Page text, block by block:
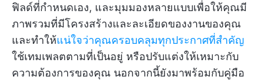
ฟิลด์ที่กำหนดเอง, และมุมมองหลายแบบเพื่อให้คุณมี
ภาพรวมที่มีโครงสร้างและละเอียดของงานของคุณ
และทำให้แน่ใจว่าคุณครอบคลุมทุกประกาศที่สำคัญ
ใช้เทมเพลตตามที่เป็นอยู่ หรือปรับแต่งให้เหมาะกับ
ความต้องการของคุณ นอกจากนี้ยังมาพร้อมกับคู่มือ